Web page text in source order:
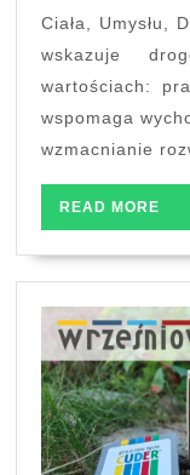
Ciała, Umysłu, Ducha, Emocji i Relacji. Gra CUDER
wskazuje
wartościach:
wspomaga
wzmacnianie
READ MORE